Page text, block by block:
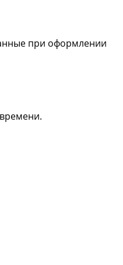
при оформлении